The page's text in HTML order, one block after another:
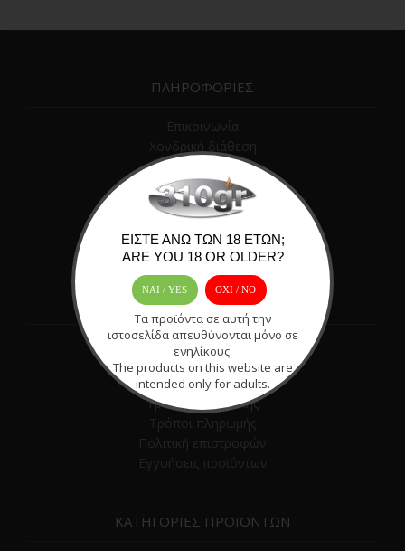
ΠΛΗΡΟΦΟΡΙΕΣ
Επικοινωνία
Χονδρική διάθεση
Όροι χρήσης
Απόρρητο
Πόντοι ανταμοιβής
ΣΕ ΕΝΔΙΑΦΕΡΟΥΝ
Blog
Application
Προσφορές
Τρόποι αποστολής
Τρόποι πληρωμής
Πολιτική επιστροφών
Εγγυήσεις προϊόντων
ΚΑΤΗΓΟΡΙΕΣ ΠΡΟΪΟΝΤΩΝ
ΕΊΣΤΕ ΆΝΩ ΤΩΝ 18 ΕΤΏΝ;
ARE YOU 18 OR OLDER?
ΝΑΙ / YES OXI / ΝΟ
Τα προϊόντα σε αυτή την
ιστοσελίδα απευθύνονται μόνο σε
ενηλίκους.
The products on this website are
intended only for adults.